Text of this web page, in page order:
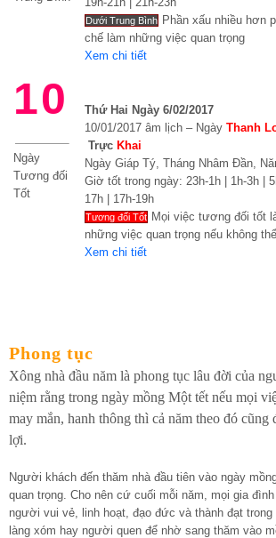
Dưới Trung Bình Phần xấu nhiều hơn
chế làm những việc quan trọng
Xem chi tiết
10
Ngày
Tương đối
Tốt
Thứ Hai Ngày 6/02/2017
10/01/2017 âm lịch – Ngày Thanh
Trực Khai
Ngày Giáp Tý, Tháng Nhâm Đần,
Giờ tốt trong ngày: 23h-1h | 1h-3h |
17h | 17h-19h
Tương đối Tốt Mọi việc tương đối tốt
những việc quan trọng nếu không
Xem chi tiết
Phong tục
Xông nhà đầu năm là phong tục lâu đời của
niệm rằng trong ngày mồng Một tết nếu mọi
may mắn, hanh thông thì cả năm theo đó cũng
lợi.
Người khách đến thăm nhà đầu tiên vào ngày
quan trọng. Cho nên cứ cuối mỗi năm, mọi gia
người vui vẻ, linh hoạt, đạo đức và thành đạt trong
làng xóm hay người quen để nhờ sang thăm vào